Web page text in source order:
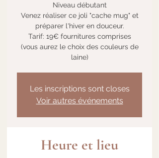
Niveau débutant
Venez réaliser ce joli "cache mug" et
préparer l'hiver en douceur.
Tarif: 19€ fournitures comprises
(vous aurez le choix des couleurs de
laine)
Les inscriptions sont closes
Voir autres événements
Heure et lieu